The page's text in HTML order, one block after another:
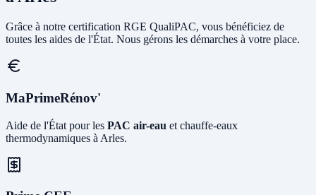
Grâce à notre certification RGE QualiPAC, vous bénéficiez de
toutes les aides de l'État. Nous gérons les démarches à votre place.
MaPrimeRénov'
Aide de l'État pour les PAC air-eau et chauffe-eaux
thermodynamiques à Arles.